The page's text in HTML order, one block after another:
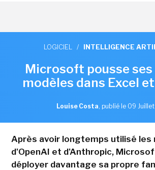
LOGICIEL / INTELLIGENCE
Microsoft pousse
modèles dans Excel
Louise Costa, publié le 09
Après avoir longtemps utilisé les
d'OpenAI et d'Anthropic,
déployer davantage sa propre